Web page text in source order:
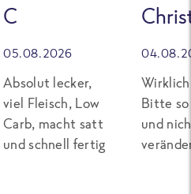
C
05.08.2026
Absolut lecker,
viel Fleisch, Low
Carb, macht satt
und schnell fertig
Bitte so
und